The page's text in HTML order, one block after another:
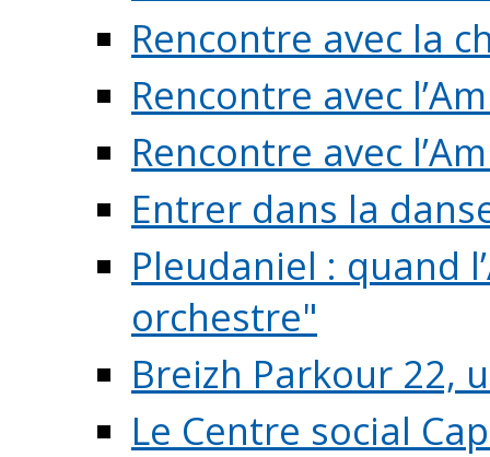
Rencontre avec la
Rencontre avec
Rencontre avec
Entrer dans la
Pleudaniel : quand
orchestre"
Breizh Parkour 22,
Le Centre social